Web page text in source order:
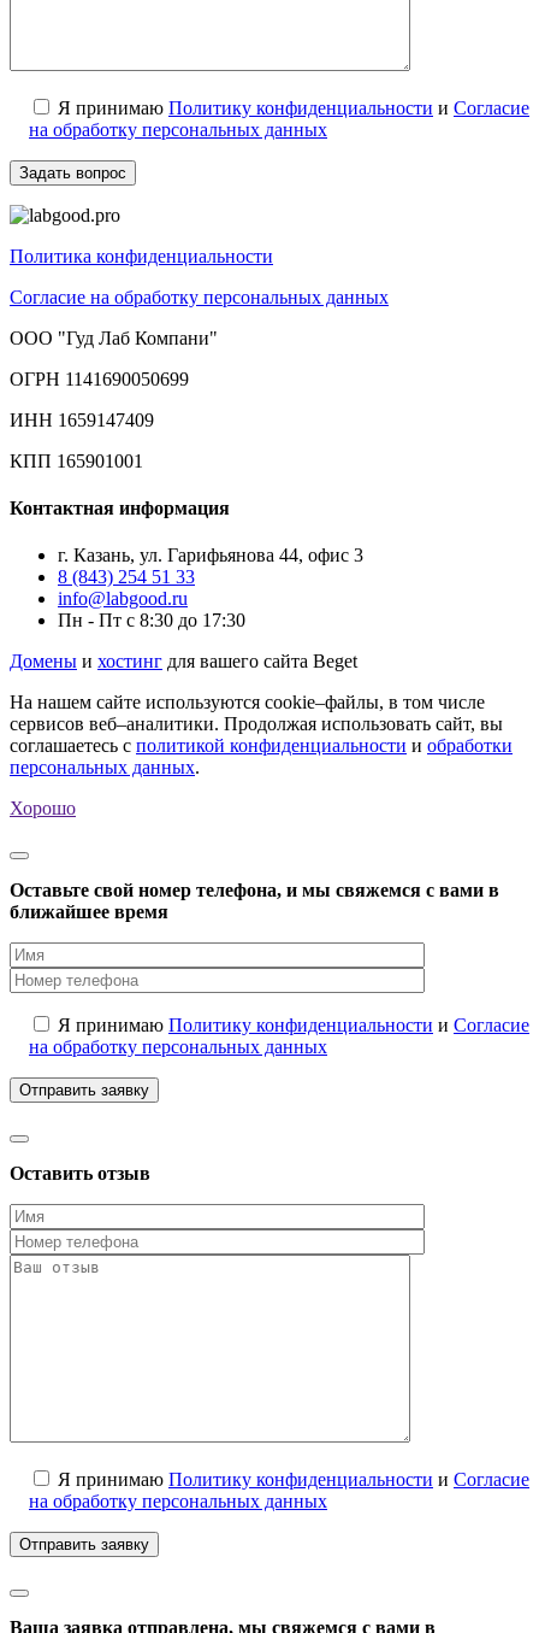
Я принимаю Политику конфиденциальности и Согласие
на обработку персональных данных
Политика конфиденциальности
Согласие на обработку персональных данных
ООО "Гуд Лаб Компани"
ОГРН 1141690050699
ИНН 1659147409
КПП 165901001
Контактная информация
г. Казань, ул. Гарифьянова 44, офис 3
8 (843) 254 51 33
info@labgood.ru
Пн - Пт с 8:30 до 17:30
Домены и хостинг для вашего сайта Beget
На нашем сайте используются cookie–файлы, в том числе
сервисов веб–аналитики. Продолжая использовать сайт, вы
соглашаетесь с политикой конфиденциальности и обработки
персональных данных.
Хорошо
Оставьте свой номер телефона, и мы свяжемся с вами в
ближайшее время
Я принимаю Политику конфиденциальности и Согласие
на обработку персональных данных
Оставить отзыв
Я принимаю Политику конфиденциальности и Согласие
на обработку персональных данных
Ваша заявка отправлена, мы свяжемся с вами в